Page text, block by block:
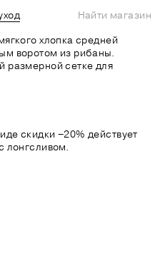
Найти магазин
хлопка средней
воротом из рибаны.
размерной сетке для
скидки −20% действует
лонгсливом.